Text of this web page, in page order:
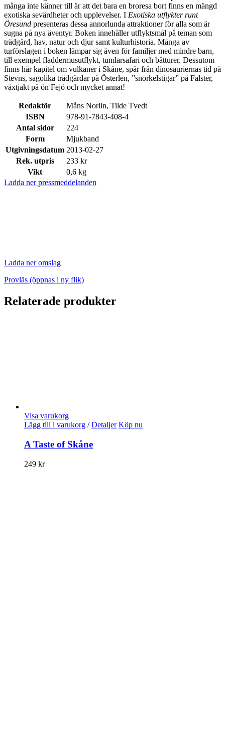
många inte känner till är att det bara en broresa bort finns en mängd
exotiska sevärdheter och upplevelser. I Exotiska utflykter runt
Öresund presenteras dessa annorlunda attraktioner för alla som är
sugna på nya äventyr. Boken innehåller utflyktsmål på teman som
trädgård, hav, natur och djur samt kulturhistoria. Många av
turförslagen i boken lämpar sig även för familjer med mindre barn,
till exempel fladdermusutflykt, tumlarsafari och båtturer. Dessutom
finns här kapitel om vulkaner i Skåne, spår från dinosauriernas tid på
Stevns, sagolika trädgårdar på Österlen, ”snorkelstigar” på Falster,
växtjakt på ön Fejö och mycket annat!
Redaktör
Måns Norlin, Tilde Tvedt
ISBN
978-91-7843-408-4
Antal sidor
224
Form
Mjukband
Utgivningsdatum 2013-02-27
Rek. utpris
233 kr
Vikt
0,6 kg
Ladda ner pressmeddelanden
Ladda ner omslag
Provläs (öppnas i ny flik)
Relaterade produkter
Visa varukorg
Lägg till i varukorg / Detaljer Köp nu
A Taste of Skåne
249 kr